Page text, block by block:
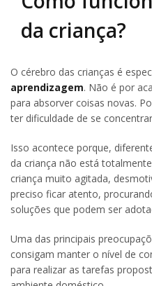
da criança?
O cérebro das crianças é
aprendizagem. Não é por
para absorver coisas novas.
ter dificuldade de se
Isso acontece porque,
da criança não está
criança muito agitada,
preciso ficar atento,
soluções que podem ser
Uma das principais
consigam manter o nível de
para realizar as tarefas